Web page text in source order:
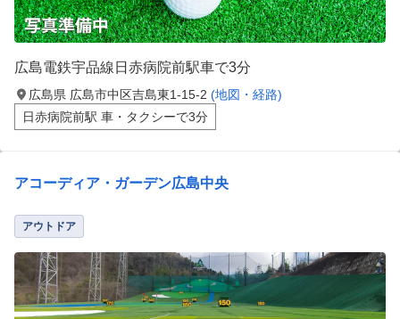
広島電鉄宇品線日赤病院前駅車で3分
広島県 広島市中区吉島東1-15-2 (地図・経路)
日赤病院前駅 車・タクシーで3分
アコーディア・ガーデン広島中央
アウトドア